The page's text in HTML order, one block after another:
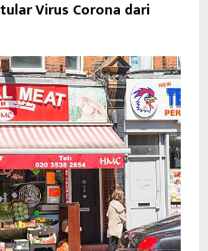
Virus Corona dari